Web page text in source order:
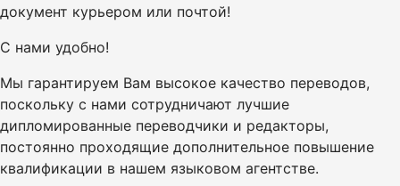
документ курьером или почтой!
С нами удобно!
Мы гарантируем Вам высокое качество переводов,
поскольку с нами сотрудничают лучшие
дипломированные переводчики и редакторы,
постоянно проходящие дополнительное повышение
квалификации в нашем языковом агентстве.